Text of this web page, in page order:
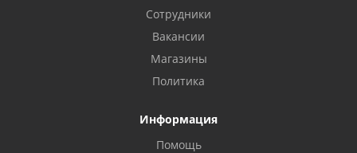
Сотрудники
Вакансии
Магазины
Политика
Информация
Помощь